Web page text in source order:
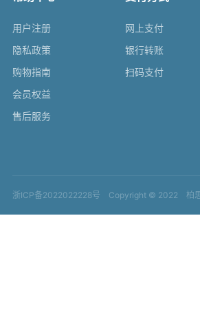
用户注册
隐私政策
购物指南
会员权益
售后服务
网上支付
银行转账
扫码支付
浙ICP备2022022228号 Copyright © 2022 柏